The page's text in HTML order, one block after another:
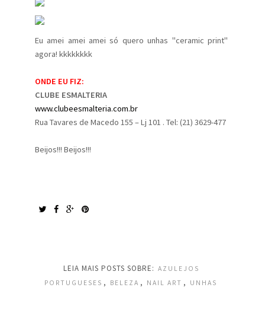
Eu amei amei amei só quero unhas "ceramic print"
agora! kkkkkkkk
ONDE EU FIZ:
CLUBE ESMALTERIA
www.clubeesmalteria.com.br
Rua Tavares de Macedo 155 – Lj 101 . Tel: (21) 3629-477
Beijos!!! Beijos!!!
LEIA MAIS POSTS SOBRE: AZULEJOS
PORTUGUESES , BELEZA , NAIL ART , UNHAS